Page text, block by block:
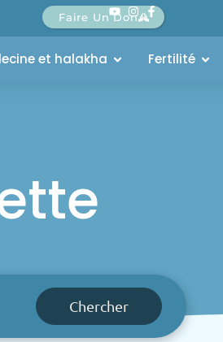
Faire Un Don
et halakha Fertilité